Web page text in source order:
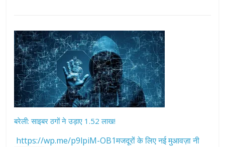
बरेली: साइबर ठगों ने उड़ाए 1.52 लाख!
https://wp.me/p9lpiM-OB1मजदूरों के लिए नई मुआवज़ा नी